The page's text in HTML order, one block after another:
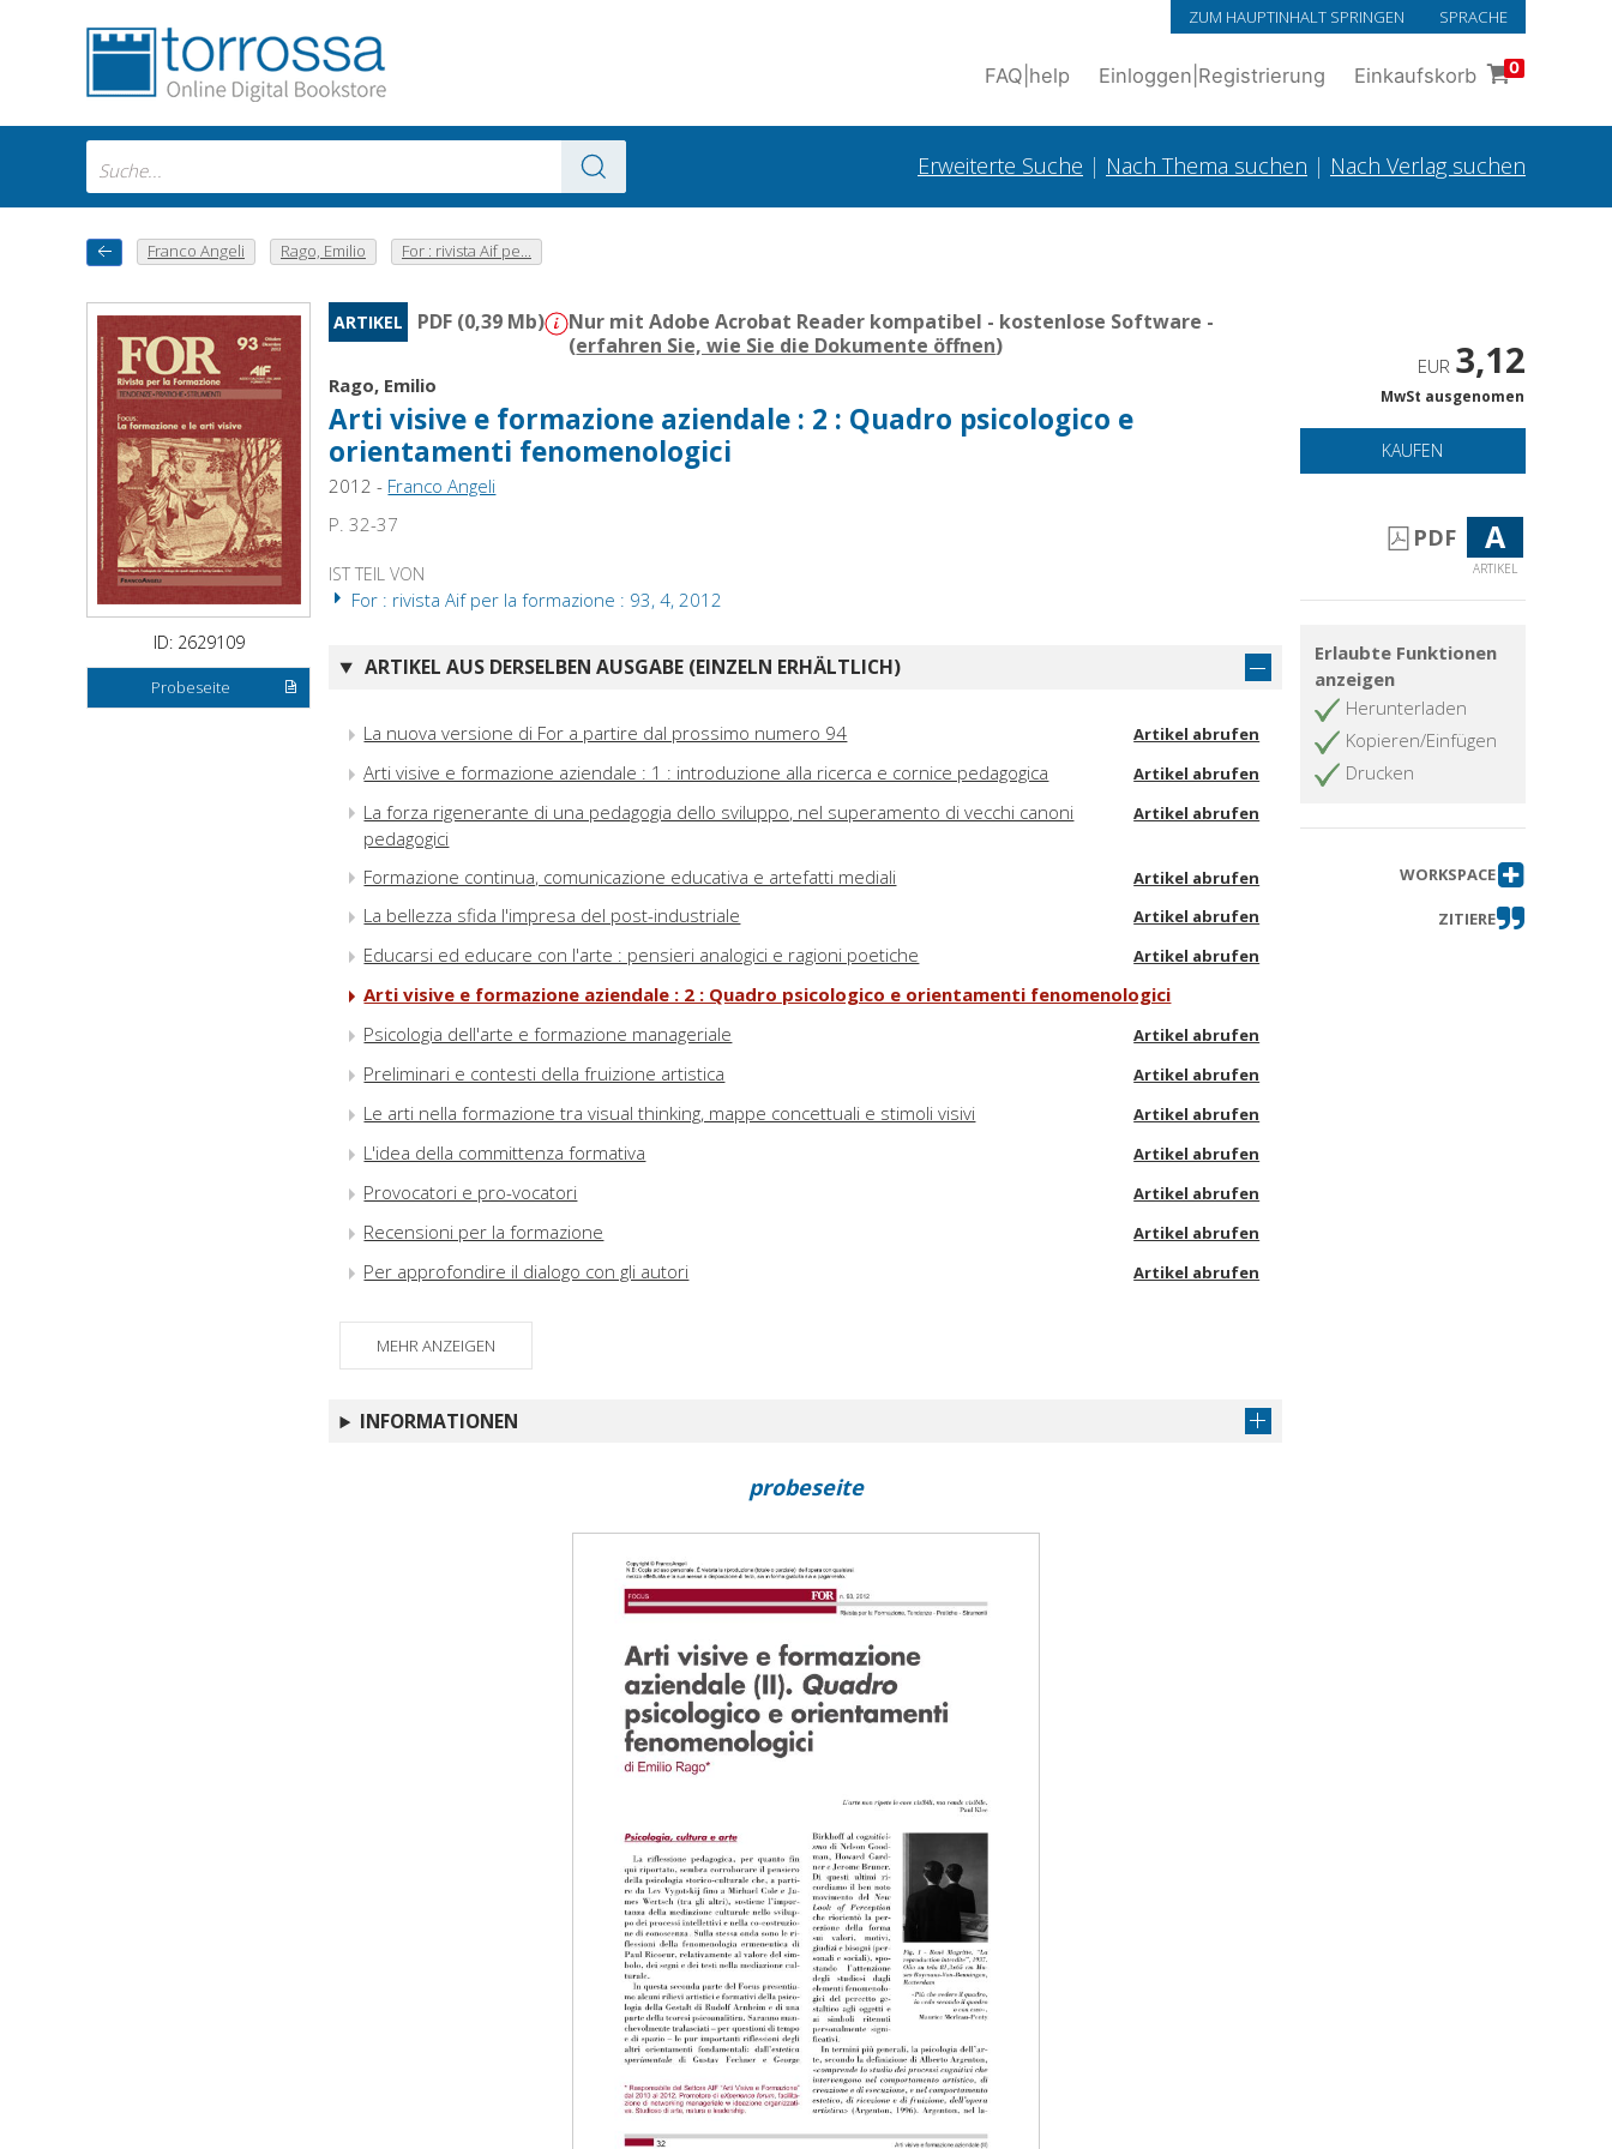
ZUM HAUPTINHALT SPRINGEN SPRACHE
FAQ help Einloggen Registrierung Einkaufskorb 0
Erweiterte Suche | Nach Thema suchen | Nach Verlag suchen
Franco Angeli Rago, Emilio For : rivista Aif pe...
ID: 2629109
Probeseite
ARTIKEL PDF (0,39 Mb)
Nur mit Adobe Acrobat Reader kompatibel - kostenlose Software -
(erfahren Sie, wie Sie die Dokumente öffnen)
Rago, Emilio
Arti visive e formazione aziendale : 2 : Quadro psicologico e
orientamenti fenomenologici
2012 - Franco Angeli
P. 32-37
IST TEIL VON
For : rivista Aif per la formazione : 93, 4, 2012
ARTIKEL AUS DERSELBEN AUSGABE (EINZELN ERHÄLTLICH)
La nuova versione di For a partire dal prossimo numero 94 Artikel abrufen
Arti visive e formazione aziendale : 1 : introduzione alla ricerca e cornice pedagogica Artikel abrufen
La forza rigenerante di una pedagogia dello sviluppo, nel superamento di vecchi canoni
pedagogici
Artikel abrufen
Formazione continua, comunicazione educativa e artefatti mediali Artikel abrufen
La bellezza sfida l'impresa del post-industriale Artikel abrufen
Educarsi ed educare con l'arte : pensieri analogici e ragioni poetiche Artikel abrufen
Arti visive e formazione aziendale : 2 : Quadro psicologico e orientamenti fenomenologici
Psicologia dell'arte e formazione manageriale
Artikel abrufen
Preliminari e contesti della fruizione artistica Artikel abrufen
Le arti nella formazione tra visual thinking, mappe concettuali e stimoli visivi Artikel abrufen
L'idea della committenza formativa Artikel abrufen
Provocatori e pro-vocatori Artikel abrufen
Recensioni per la formazione Artikel abrufen
Per approfondire il dialogo con gli autori Artikel abrufen
MEHR ANZEIGEN
INFORMATIONEN
EUR 3,12
MwSt ausgenomen
KAUFEN
PDF A
ARTIKEL
Erlaubte Funktionen
anzeigen
Herunterladen
Kopieren/Einfügen
Drucken
WORKSPACE
ZITIERE
probeseite